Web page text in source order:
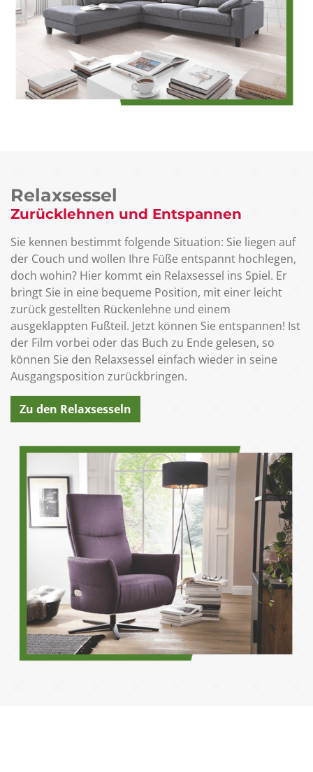
Relaxsessel
Zurücklehnen und Entspannen
Sie kennen bestimmt folgende Situation: Sie liegen auf
der Couch und wollen Ihre Füße entspannt hochlegen,
doch wohin? Hier kommt ein Relaxsessel ins Spiel. Er
bringt Sie in eine bequeme Position, mit einer leicht
zurück gestellten Rückenlehne und einem
ausgeklappten Fußteil. Jetzt können Sie entspannen! Ist
der Film vorbei oder das Buch zu Ende gelesen, so
können Sie den Relaxsessel einfach wieder in seine
Ausgangsposition zurückbringen.
Zu den Relaxsesseln